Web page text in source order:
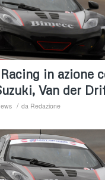
in azione
Van der
/ da Redazione